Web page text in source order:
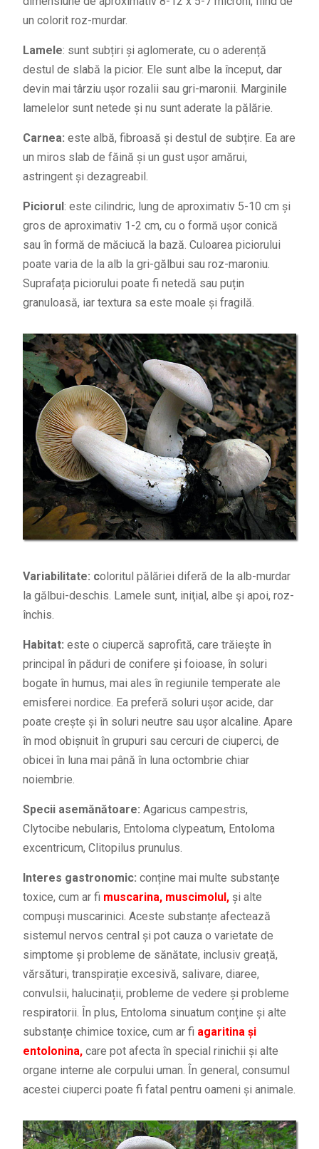
un colorit roz-murdar.
Lamele: sunt subțiri și aglomerate, cu o aderență
destul de slabă la picior. Ele sunt albe la început, dar
devin mai târziu ușor rozalii sau gri-maronii. Marginile
lamelelor sunt netede și nu sunt aderate la pălărie.
Carnea: este albă, fibroasă și destul de subțire. Ea are
un miros slab de făină și un gust ușor amărui,
astringent și dezagreabil.
Piciorul: este cilindric, lung de aproximativ 5-10 cm și
gros de aproximativ 1-2 cm, cu o formă ușor conică
sau în formă de măciucă la bază. Culoarea piciorului
poate varia de la alb la gri-gălbui sau roz-maroniu.
Suprafața piciorului poate fi netedă sau puțin
granuloasă, iar textura sa este moale și fragilă.
Variabilitate: coloritul pălăriei diferă de la alb-murdar
la gălbui-deschis. Lamele sunt, iniţial, albe şi apoi, roz-
închis.
Habitat: este o ciupercă saprofită, care trăiește în
principal în păduri de conifere și foioase, în soluri
bogate în humus, mai ales în regiunile temperate ale
emisferei nordice. Ea preferă soluri ușor acide, dar
poate crește și în soluri neutre sau ușor alcaline. Apare
în mod obișnuit în grupuri sau cercuri de ciuperci, de
obicei în luna mai până în luna octombrie chiar
noiembrie.
Specii asemănătoare: Agaricus campestris,
Clytocibe nebularis, Entoloma clypeatum, Entoloma
excentricum, Clitopilus prunulus.
Interes gastronomic: conține mai multe substanțe
toxice, cum ar fi muscarina, muscimolul, și alte
compuși muscarinici. Aceste substanțe afectează
sistemul nervos central și pot cauza o varietate de
simptome și probleme de sănătate, inclusiv greață,
vărsături, transpirație excesivă, salivare, diaree,
convulsii, halucinații, probleme de vedere și probleme
respiratorii. În plus, Entoloma sinuatum conține și alte
substanțe chimice toxice, cum ar fi agaritina și
entolonina,care pot afecta în special rinichii și alte
organe interne ale corpului uman. În general, consumul
acestei ciuperci poate fi fatal pentru oameni și animale.